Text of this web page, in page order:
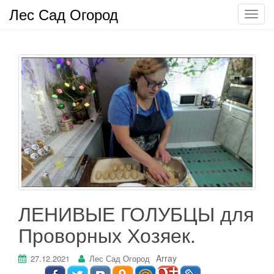
П
а
з
а
т
ь
/
С
к
р
ы
ь
Лес Сад Огород
ЛЕНИВЫЕ ГОЛУБЦЫ для
Проворных Хозяек.
27.12.2021 Лес Сад Огород Array